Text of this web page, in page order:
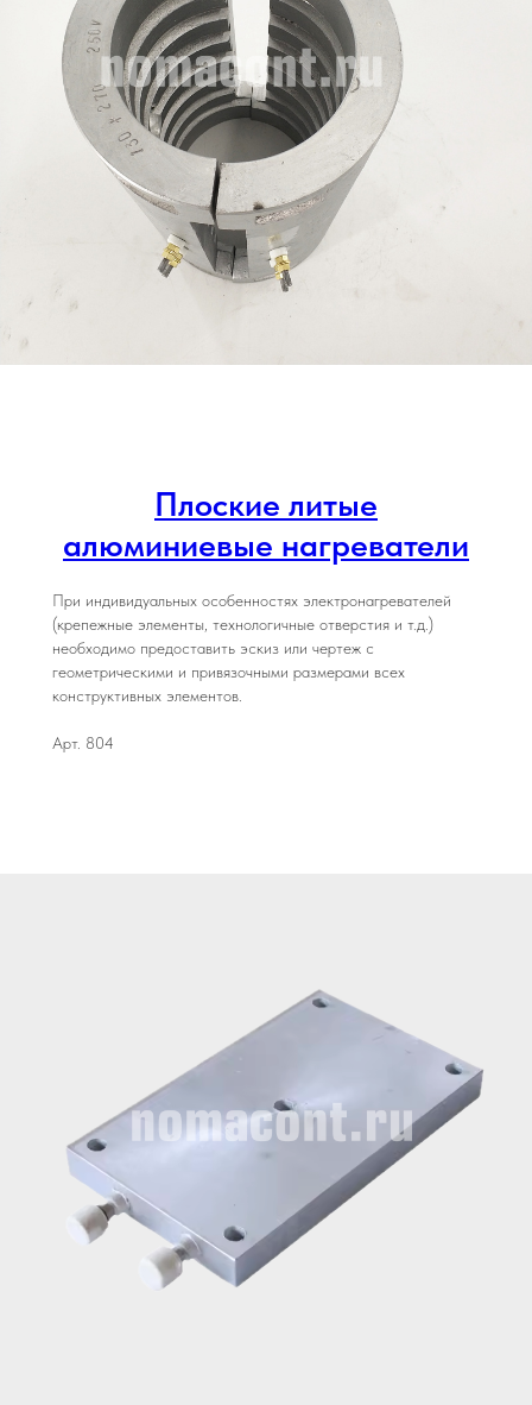
Плоские литые
алюминиевые нагреватели
При индивидуальных особенностях электронагревателей
(крепежные элементы, технологичные отверстия и т.д.)
необходимо предоставить эскиз или чертеж с
геометрическими и привязочными размерами всех
конструктивных элементов.
Арт. 804